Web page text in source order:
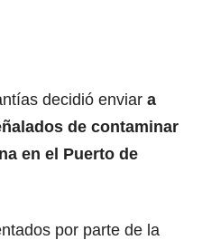
decidió enviar a
de contaminar
en el Puerto de
por parte de la